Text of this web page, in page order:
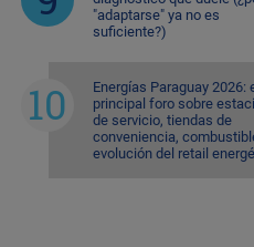
"adaptarse" ya no es
suficiente?)
Energías Paraguay 2026:
principal foro sobre
de servicio, tiendas de
conveniencia,
evolución del retail